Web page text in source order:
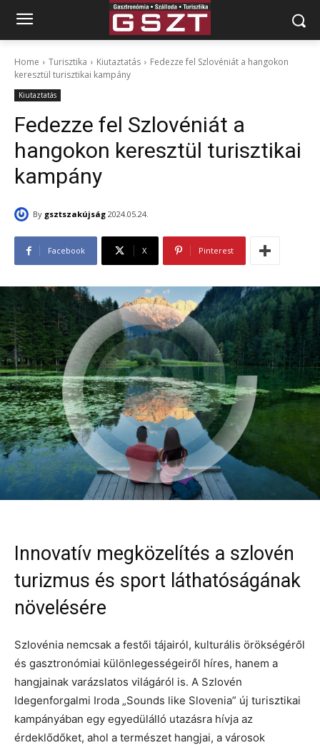
Home Turisztika Kiutaztatás
Fedezze fel Szlovéniát a hangokon
keresztül turisztikai kampány
Kiutaztatás
Fedezze fel Szlovéniát a
hangokon keresztül turisztikai
kampány
By gsztszakújság 2024.05.24.
Facebook X Pinterest
Innovatív megközelítés a szlovén
turizmus és sport láthatóságának
növelésére
Szlovénia nemcsak a festői tájairól, kulturális örökségéről
és gasztronómiai különlegességeiről híres, hanem a
hangjainak varázslatos világáról is. A Szlovén
Idegenforgalmi Iroda „Sounds like Slovenia” új turisztikai
kampányában egy egyedülálló utazásra hívja az
érdeklődőket, ahol a természet hangjai, a városok